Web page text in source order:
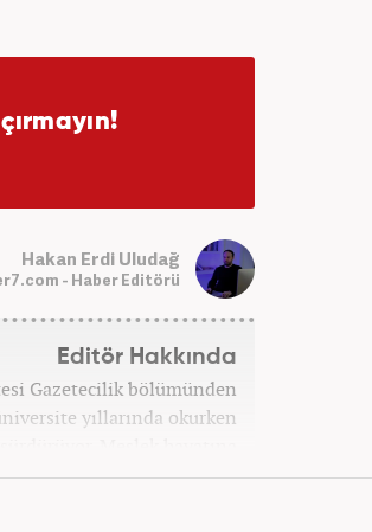
Hakan Erdi Uludağ
- Haber Editörü
Editör Hakkında
Gazetecilik bölümünden
yıllarında okurken
Meslek hayatına
olarak devam ediyor.